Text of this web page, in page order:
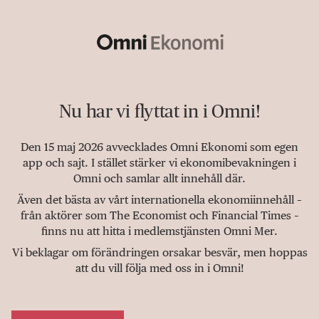
Nu har vi flyttat in i Omni!
Den 15 maj 2026 avvecklades Omni Ekonomi som egen
app och sajt. I stället stärker vi ekonomibevakningen i
Omni och samlar allt innehåll där.
Även det bästa av vårt internationella ekonomiinnehåll –
från aktörer som The Economist och Financial Times –
finns nu att hitta i medlemstjänsten Omni Mer.
Vi beklagar om förändringen orsakar besvär, men hoppas
att du vill följa med oss in i Omni!